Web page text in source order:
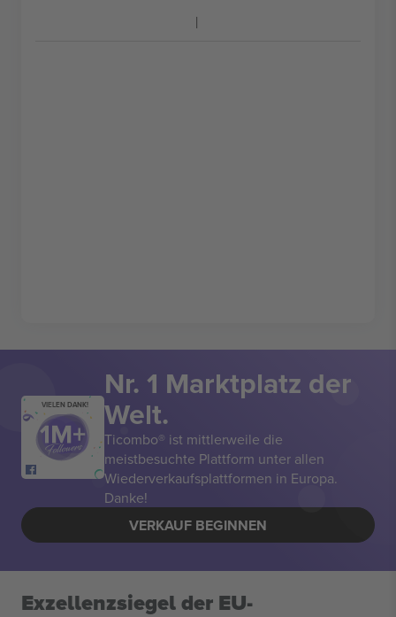
VIELEN DANK!
Nr. 1 Marktplatz der
Welt.
Ticombo® ist mittlerweile die
meistbesuchte Plattform unter allen
Wiederverkaufsplattformen in Europa.
Danke!
VERKAUF BEGINNEN
Exzellenzsiegel der EU-